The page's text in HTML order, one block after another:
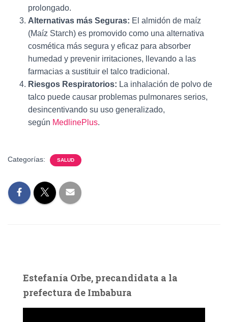
prolongado.
Alternativas más Seguras: El almidón de maíz
(Maíz Starch) es promovido como una alternativa
cosmética más segura y eficaz para absorber
humedad y prevenir irritaciones, llevando a las
farmacias a sustituir el talco tradicional.
Riesgos Respiratorios: La inhalación de polvo de
talco puede causar problemas pulmonares serios,
desincentivando su uso generalizado,
según MedlinePlus.
Categorías: SALUD
Estefanía Orbe, precandidata a la
prefectura de Imbabura